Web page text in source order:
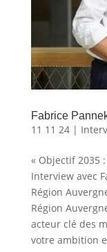
Fabrice
11 11 24|
« Objectif 2035
Interview avec
Région
Région
acteur clé des
votre ambition